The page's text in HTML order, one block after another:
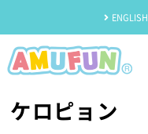
ENGLISH
ケロピョン